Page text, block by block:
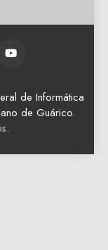
de Informática
de Guárico.
.